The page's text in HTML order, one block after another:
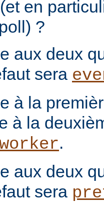
en
?
aux deux
sera
à la
à la
.
aux deux
sera